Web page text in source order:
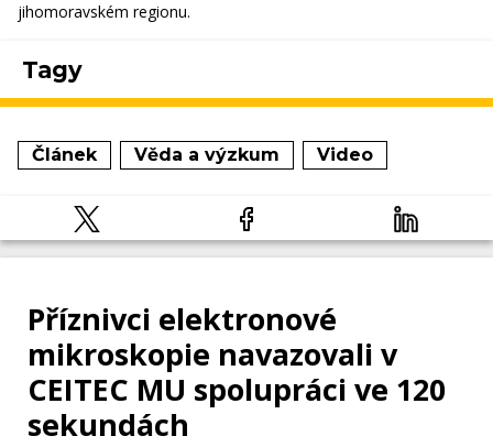
jihomoravském regionu.
Tagy
Článek Věda a výzkum Video
Příznivci elektronové
mikroskopie navazovali v
CEITEC MU spolupráci ve 120
sekundách